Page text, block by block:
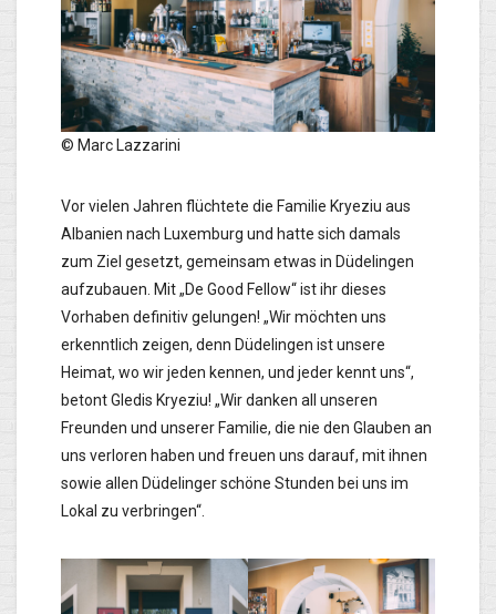
© Marc Lazzarini
Vor vielen Jahren flüchtete die Familie Kryeziu aus
Albanien nach Luxemburg und hatte sich damals
zum Ziel gesetzt, gemeinsam etwas in Düdelingen
aufzubauen. Mit „De Good Fellow“ ist ihr dieses
Vorhaben definitiv gelungen! „Wir möchten uns
erkenntlich zeigen, denn Düdelingen ist unsere
Heimat, wo wir jeden kennen, und jeder kennt uns“,
betont Gledis Kryeziu! „Wir danken all unseren
Freunden und unserer Familie, die nie den Glauben an
uns verloren haben und freuen uns darauf, mit ihnen
sowie allen Düdelinger schöne Stunden bei uns im
Lokal zu verbringen“.